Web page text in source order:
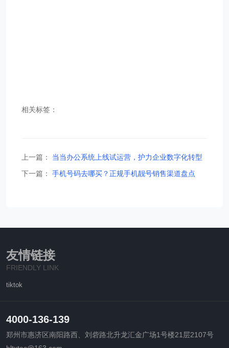
相关标签：
上一篇：
当当办公系统上线试运营，护力企业数字化转型
下一篇：
手机号码去哪买？正规手机靓号销售渠道盘点
友情链接
FRIENDLY LINK
tiktok
4000-136-139
郑州市惠济区南阳路西、刘砦路北升龙汇金广场1号楼21层2107号